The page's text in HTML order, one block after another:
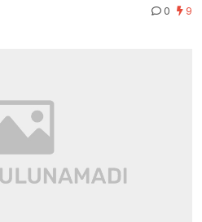
0 9